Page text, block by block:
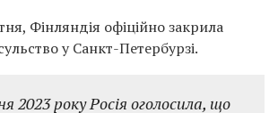
Фінляндія офіційно закрила
у Санкт-Петербурзі.
2023 року Росія оголосила, що